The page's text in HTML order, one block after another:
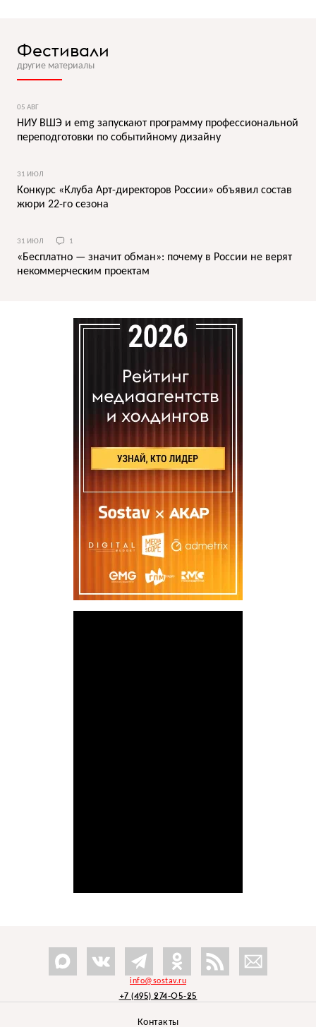
Фестивали
другие материалы
05 АВГ
НИУ ВШЭ и emg запускают программу профессиональной
переподготовки по событийному дизайну
31 ИЮЛ
Конкурс «Клуба Арт-директоров России» объявил состав
жюри 22-го сезона
31 ИЮЛ 1
«Бесплатно — значит обман»: почему в России не верят
некоммерческим проектам
info@sostav.ru
+7 (495) 274-05-25
Контакты